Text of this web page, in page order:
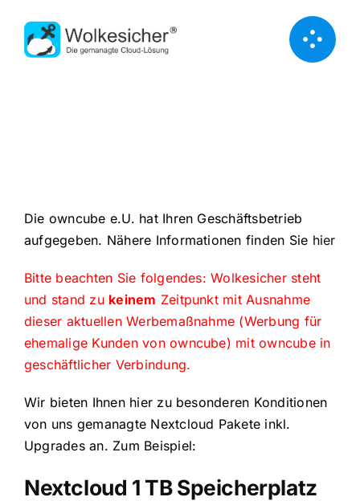
Inhalt
springen
Die owncube e.U. hat Ihren Geschäftsbetrieb
aufgegeben. Nähere Informationen finden Sie hier
Bitte beachten Sie folgendes: Wolkesicher steht
und stand zu keinem Zeitpunkt mit Ausnahme
dieser aktuellen Werbemaßnahme (Werbung für
ehemalige Kunden von owncube) mit owncube in
geschäftlicher Verbindung.
Wir bieten Ihnen hier zu besonderen Konditionen
von uns gemanagte Nextcloud Pakete inkl.
Upgrades an. Zum Beispiel:
Nextcloud 1 TB Speicherplatz